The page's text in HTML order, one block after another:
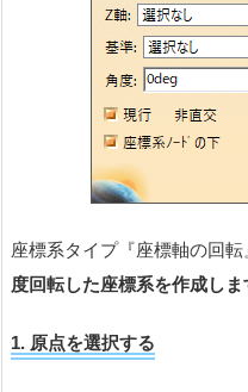
座標系タイプ『座標軸の回転
度回転した座標系を作成しま
1. 原点を選択する